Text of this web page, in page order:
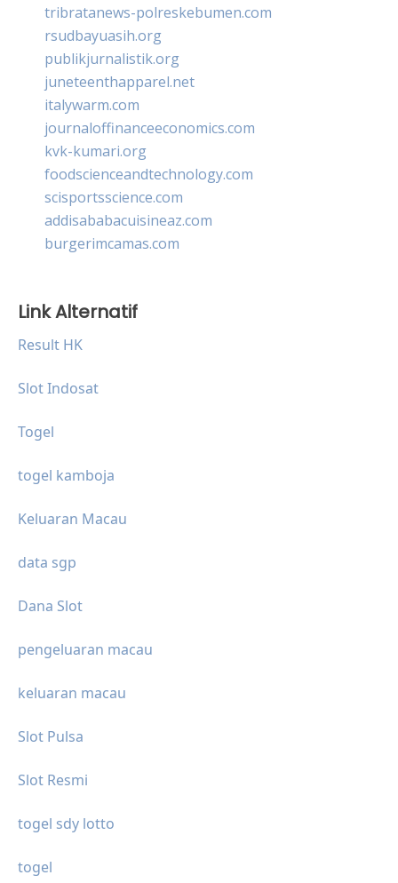
tribratanews-polreskebumen.com
rsudbayuasih.org
publikjurnalistik.org
juneteenthapparel.net
italywarm.com
journaloffinanceeconomics.com
kvk-kumari.org
foodscienceandtechnology.com
scisportsscience.com
addisababacuisineaz.com
burgerimcamas.com
Link Alternatif
Result HK
Slot Indosat
Togel
togel kamboja
Keluaran Macau
data sgp
Dana Slot
pengeluaran macau
keluaran macau
Slot Pulsa
Slot Resmi
togel sdy lotto
togel